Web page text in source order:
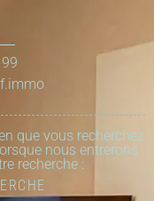
que vous recherchez
nous entrerons
recherche :